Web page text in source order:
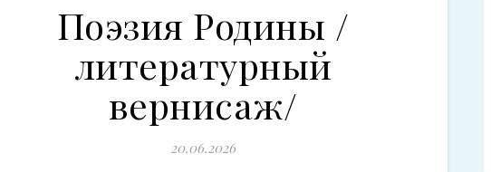
Поэзия Родины /
литературный
вернисаж/
20.06.2026